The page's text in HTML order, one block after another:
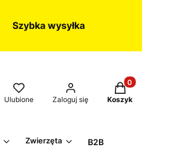
Szybka wysyłka
Ulubione Zaloguj się
Produkty w
Koszyk
Zwierzęta B2B